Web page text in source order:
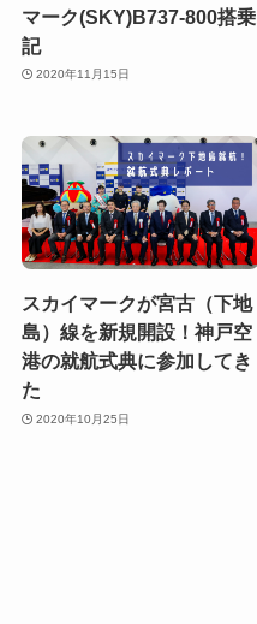
マーク(SKY)B737-800搭乗
記
2020年11月15日
スカイマークが宮古（下地
島）線を新規開設！神戸空
港の就航式典に参加してき
た
2020年10月25日